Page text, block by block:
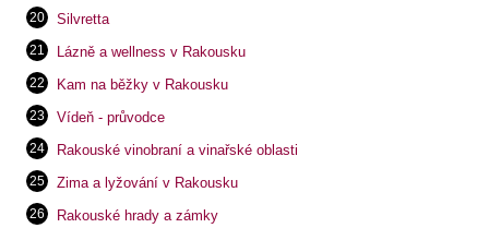
Silvretta
Lázně a wellness v Rakousku
Kam na běžky v Rakousku
Vídeň - průvodce
Rakouské vinobraní a vinařské oblasti
Zima a lyžování v Rakousku
Rakouské hrady a zámky